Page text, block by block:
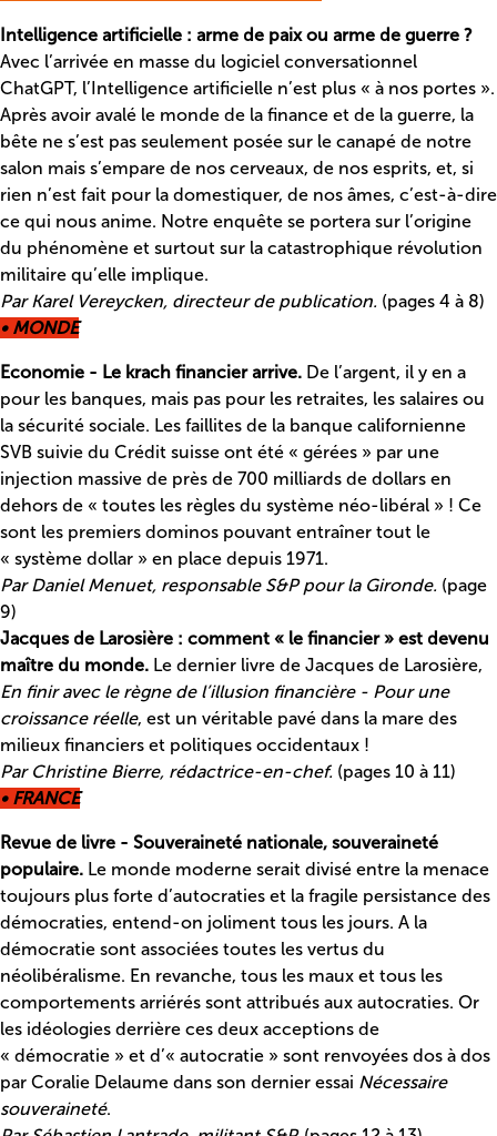
Intelligence artificielle : arme de paix ou arme de guerre ?
Avec l’arrivée en masse du logiciel conversationnel
ChatGPT, l’Intelligence artificielle n’est plus « à nos portes ».
Après avoir avalé le monde de la finance et de la guerre, la
bête ne s’est pas seulement posée sur le canapé de notre
salon mais s’empare de nos cerveaux, de nos esprits, et, si
rien n’est fait pour la domestiquer, de nos âmes, c’est-à-dire
ce qui nous anime. Notre enquête se portera sur l’origine
du phénomène et surtout sur la catastrophique révolution
militaire qu’elle implique.
Par Karel Vereycken, directeur de publication. (pages 4 à 8)
• MONDE
Economie - Le krach financier arrive. De l’argent, il y en a
pour les banques, mais pas pour les retraites, les salaires ou
la sécurité sociale. Les faillites de la banque californienne
SVB suivie du Crédit suisse ont été « gérées » par une
injection massive de près de 700 milliards de dollars en
dehors de « toutes les règles du système néo-libéral » ! Ce
sont les premiers dominos pouvant entraîner tout le
« système dollar » en place depuis 1971.
Par Daniel Menuet, responsable S&P pour la Gironde. (page
9)
Jacques de Larosière : comment « le financier » est devenu
maître du monde. Le dernier livre de Jacques de Larosière,
En finir avec le règne de l’illusion financière - Pour une
croissance réelle, est un véritable pavé dans la mare des
milieux financiers et politiques occidentaux !
Par Christine Bierre, rédactrice-en-chef. (pages 10 à 11)
• FRANCE
Revue de livre - Souveraineté nationale, souveraineté
populaire. Le monde moderne serait divisé entre la menace
toujours plus forte d’autocraties et la fragile persistance des
démocraties, entend-on joliment tous les jours. A la
démocratie sont associées toutes les vertus du
néolibéralisme. En revanche, tous les maux et tous les
comportements arriérés sont attribués aux autocraties. Or
les idéologies derrière ces deux acceptions de
« démocratie » et d’« autocratie » sont renvoyées dos à dos
par Coralie Delaume dans son dernier essai Nécessaire
souveraineté.